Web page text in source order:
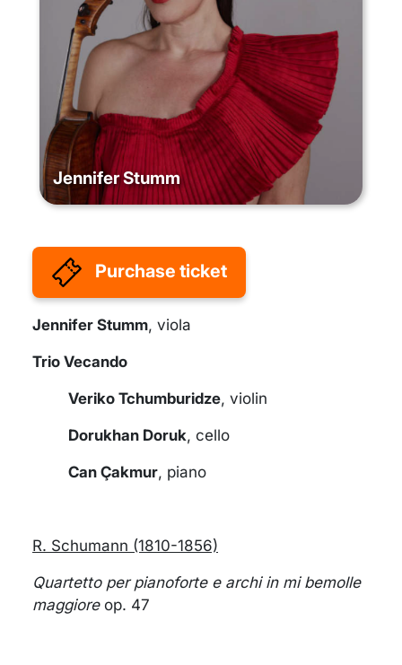
Jennifer Stumm
Purchase ticket
Jennifer Stumm, viola
Trio Vecando
Veriko Tchumburidze, violin
Dorukhan Doruk, cello
Can Çakmur, piano
R. Schumann (1810-1856)
Quartetto per pianoforte e archi in mi bemolle
maggioreop. 47